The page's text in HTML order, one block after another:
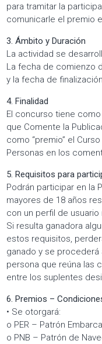
para tramitar la
comunicarle el premio
3. Ámbito y Duración
La actividad se
La fecha de comienzo
y la fecha de
4. Finalidad
El concurso tiene como
que Comente la
como “premio” el
Personas en los
5. Requisitos para
Podrán participar en la
mayores de 18 años
con un perfil de
Si resulta ganadora
estos requisitos,
ganado y se procederá
persona que reúna las
entre los suplentes
6. Premios –
• Se otorgará:
o PER – Patrón
o PNB – Patrón de